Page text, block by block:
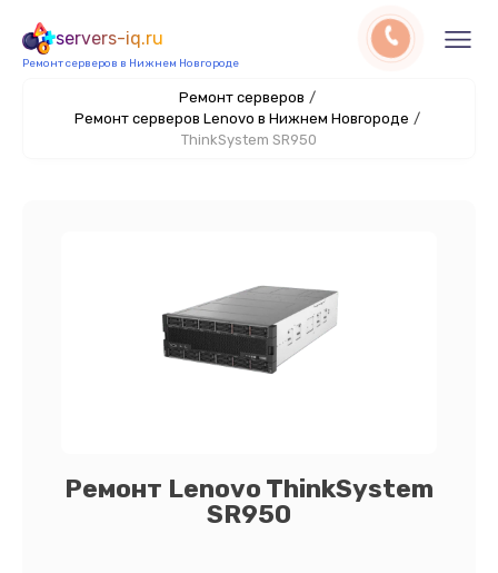
servers-iq.ru
Ремонт серверов в Нижнем Новгороде
Ремонт серверов /
Ремонт серверов Lenovo в Нижнем Новгороде /
ThinkSystem SR950
Ремонт Lenovo ThinkSystem
SR950